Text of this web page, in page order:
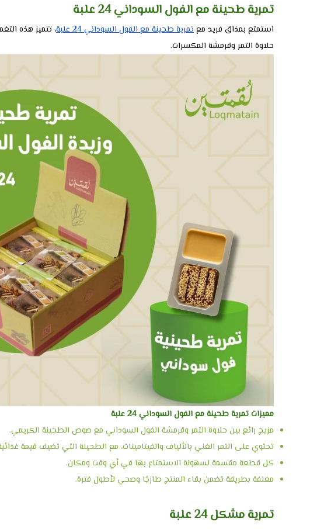
تمرية طحينة مع الفول السوداني 24 علبة
استمتع بمذاق فريد معتمرية طحينة مع الفول السوداني 24 علبة
، تتميز هذه
حلاوة التمر وقرمشة المكسرات.
مميزات تمرية طحينة مع الفول السوداني 24 علبة
مزيج رائع بين حلاوة التمر وقرمشة الفول السوداني مع صوص الطحينة الكريمي.
تحتوي على التمر الغني بالألياف والفيتامينات، مع الطحينة التي تضيف قيمة
كل قطعة مقسمة لسهولة الاستمتاع بها في أي وقت ومكان.
مغلفة بطريقة تضمن بقاء المنتج طازجًا وصحي لأطول فترة.
تمرية مشكل 24 علبة